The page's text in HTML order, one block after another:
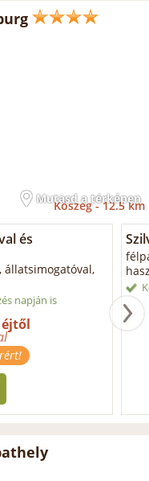
Mutasd a térképen
Kőszeg -12.5 km
és
napján is
éjtől